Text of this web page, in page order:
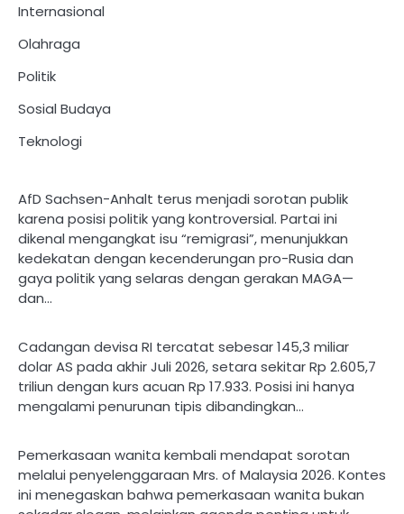
Internasional
Olahraga
Politik
Sosial Budaya
Teknologi
AfD Sachsen-Anhalt terus menjadi sorotan publik
karena posisi politik yang kontroversial. Partai ini
dikenal mengangkat isu “remigrasi”, menunjukkan
kedekatan dengan kecenderungan pro-Rusia dan
gaya politik yang selaras dengan gerakan MAGA—
dan…
Cadangan devisa RI tercatat sebesar 145,3 miliar
dolar AS pada akhir Juli 2026, setara sekitar Rp 2.605,7
triliun dengan kurs acuan Rp 17.933. Posisi ini hanya
mengalami penurunan tipis dibandingkan…
Pemerkasaan wanita kembali mendapat sorotan
melalui penyelenggaraan Mrs. of Malaysia 2026. Kontes
ini menegaskan bahwa pemerkasaan wanita bukan